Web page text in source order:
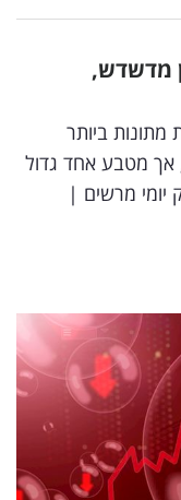
מדשדש,
מתונות ביותר
אך מטבע אחד גדול
יומי מרשים |